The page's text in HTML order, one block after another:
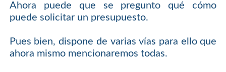
Ahora puede que se pregunto qué cómo
puede solicitar un presupuesto.
Pues bien, dispone de varias vías para ello que
ahora mismo mencionaremos todas.